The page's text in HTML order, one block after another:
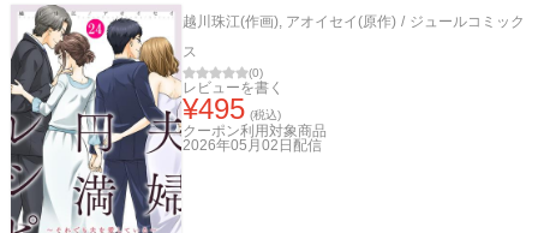
越川珠江(作画), アオイセイ(原作) / ジュールコミック
ス
(0)
レビューを書く
¥495 (税込)
クーポン利用対象商品
2026年05月02日 配信